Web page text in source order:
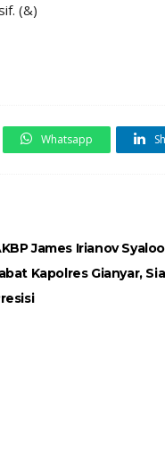
(&)
Whatsapp
James Irianov
Kapolres Gianyar,